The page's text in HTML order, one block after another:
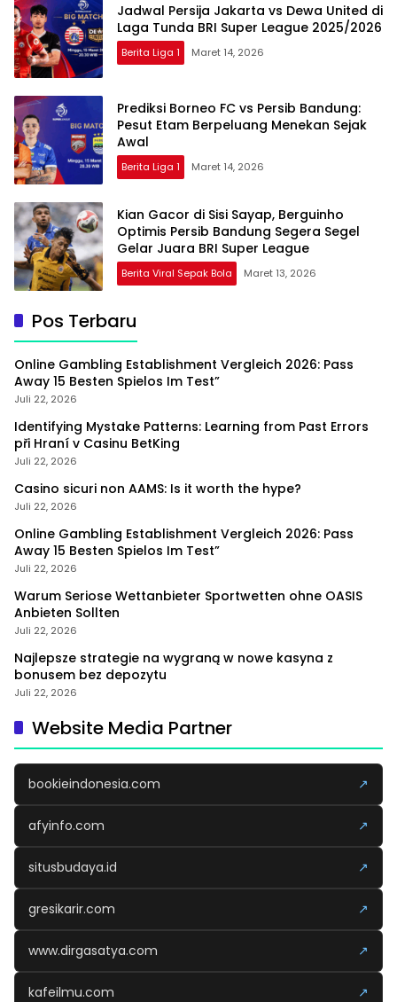
Jadwal Persija Jakarta vs Dewa United di
Laga Tunda BRI Super League 2025/2026
Berita Liga 1 Maret 14, 2026
Prediksi Borneo FC vs Persib Bandung:
Pesut Etam Berpeluang Menekan Sejak
Awal
Berita Liga 1 Maret 14, 2026
Kian Gacor di Sisi Sayap, Berguinho
Optimis Persib Bandung Segera Segel
Gelar Juara BRI Super League
Berita Viral Sepak Bola Maret 13, 2026
Pos Terbaru
Online Gambling Establishment Vergleich 2026: Pass
Away 15 Besten Spielos Im Test”
Juli 22, 2026
Identifying Mystake Patterns: Learning from Past Errors
při Hraní v Casinu BetKing
Juli 22, 2026
Casino sicuri non AAMS: Is it worth the hype?
Juli 22, 2026
Online Gambling Establishment Vergleich 2026: Pass
Away 15 Besten Spielos Im Test”
Juli 22, 2026
Warum Seriose Wettanbieter Sportwetten ohne OASIS
Anbieten Sollten
Juli 22, 2026
Najlepsze strategie na wygraną w nowe kasyna z
bonusem bez depozytu
Juli 22, 2026
Website Media Partner
bookieindonesia.com ↗
afyinfo.com ↗
situsbudaya.id ↗
gresikarir.com ↗
www.dirgasatya.com ↗
kafeilmu.com ↗